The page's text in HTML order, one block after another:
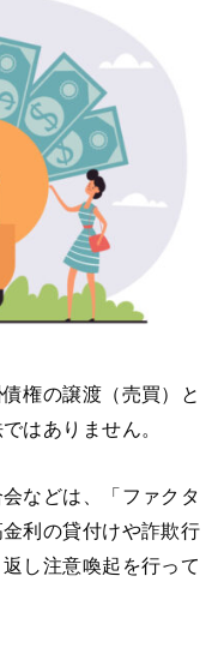
権の譲渡（売買）と
はありません。
などは、「ファクタ
利の貸付けや詐欺行
し注意喚起を行って